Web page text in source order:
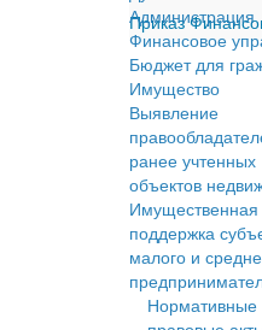
Приказ
Администрация
Финансовое
Бюджет для
Имущество
Выявление
ранее учтенных
объектов
Имущественная
поддержка
малого и
Нормативные